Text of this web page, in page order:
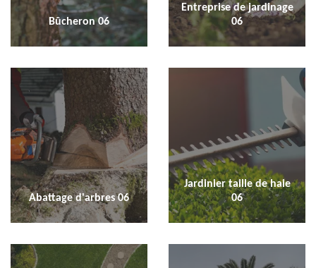
Bûcheron 06
Entreprise de jardinage
06
Abattage d'arbres 06
Jardinier taille de haie
06